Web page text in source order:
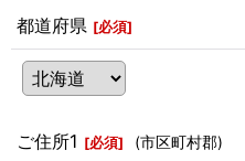
都道府県 [必須]
ご住所1 [必須] (市区町村郡)